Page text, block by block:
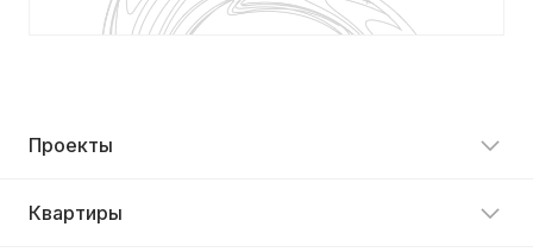
Проекты
Квартиры